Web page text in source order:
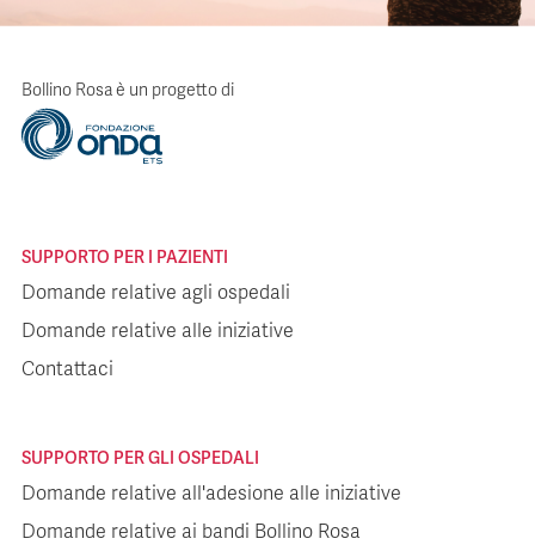
Bollino Rosa è un progetto di
SUPPORTO PER I PAZIENTI
Domande relative agli ospedali
Domande relative alle iniziative
Contattaci
SUPPORTO PER GLI OSPEDALI
Domande relative all'adesione alle iniziative
Domande relative ai bandi Bollino Rosa